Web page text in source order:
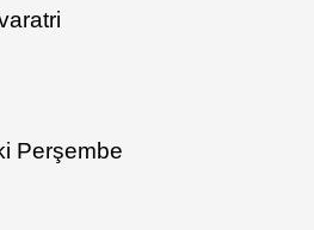
Perşembe